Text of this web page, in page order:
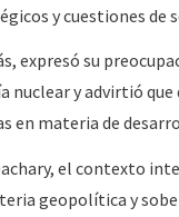
y cuestiones de
expresó su
nuclear y advirtió
en materia de
el contexto
geopolítica y